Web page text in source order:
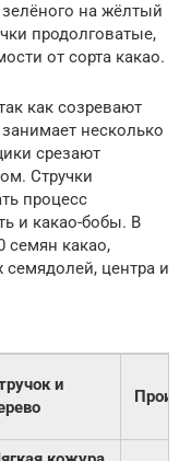
на жёлтый
продолговатые,
от сорта какао.
как созревают
несколько
срезают
Стручки
процесс
и какао-бобы. В
семян какао,
семядолей, центра и
и